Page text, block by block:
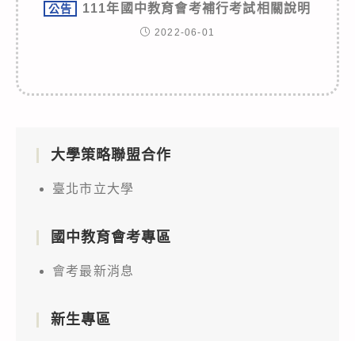
公告 111年國中教育會考補行考試相關說明
2022-06-01
大學策略聯盟合作
臺北市立大學
國中教育會考專區
會考最新消息
新生專區